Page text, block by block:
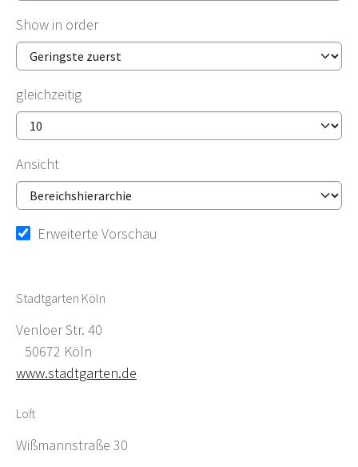
Show in order
gleichzeitig
Ansicht
Erweiterte Vorschau
Stadtgarten Köln
Venloer Str. 40
50672 Köln
www.stadtgarten.de
Loft
Wißmannstraße 30